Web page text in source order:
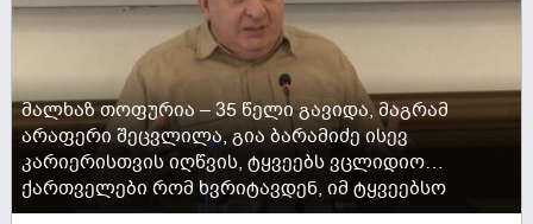
მალხაზ თოფურია – 35 წელი გავიდა, მაგრამ
არაფერი შეცვლილა, გია ბარამიძე ისევ
კარიერისთვის იღწვის, ტყვეებს ვცლიდიო…
ქართველები რომ ხვრიტავდენ, იმ ტყვეებსო